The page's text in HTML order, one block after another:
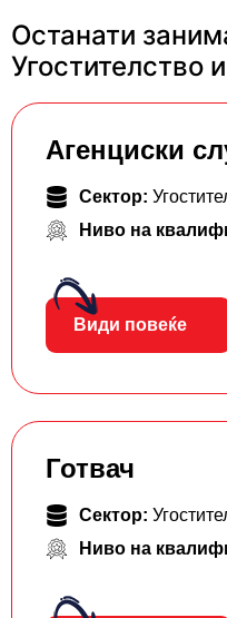
Останати
Угостителство
Агенциски
Сектор:
Ниво на
Види повеќе
Готвач
Сектор:
Ниво на